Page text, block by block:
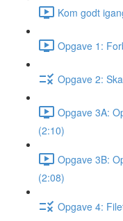
Kom godt
Opgave 1:
Opgave 2:
Opgave 3A:
(2:10)
Opgave 3B:
(2:08)
Opgave 4: